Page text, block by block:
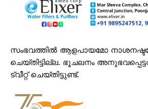
സംഭവത്തിൽ ആളപായമോ നാശനഷ്ടമോ
ചെയ്തിട്ടില്ല. ഭൂചലനം
ട്വീറ്റ് ചെയ്തിട്ടുണ്ട്.